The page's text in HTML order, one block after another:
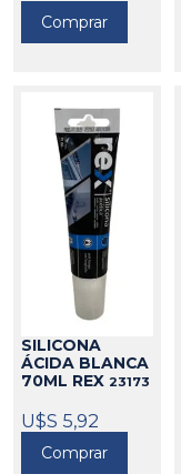
Comprar
SILICONA
ÁCIDA BLANCA
70ML REX 23173
U$S 5,92
Comprar